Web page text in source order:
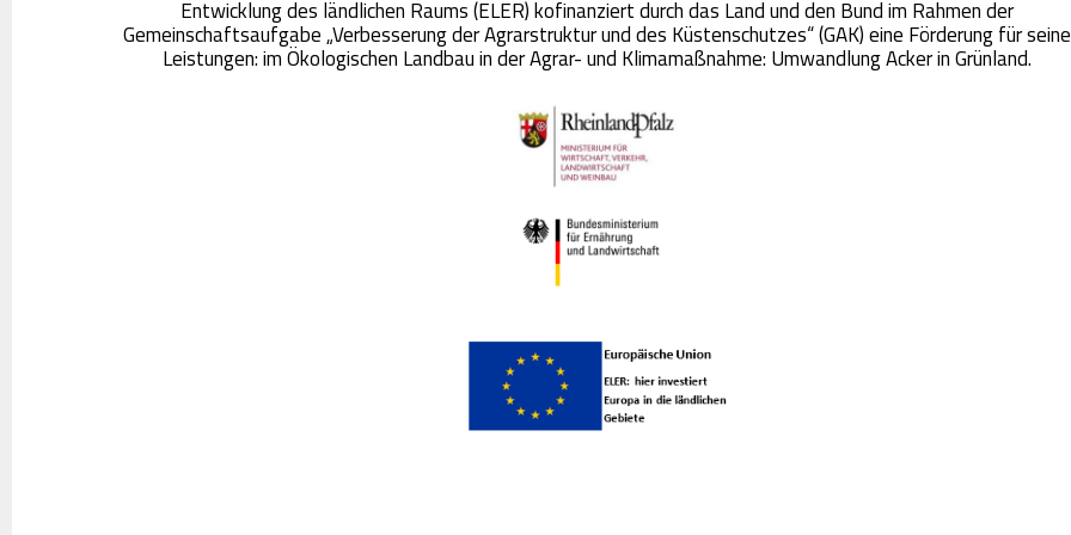
Entwicklung des ländlichen Raums (ELER) kofinanziert durch das Land und den Bund im Rahmen der
Gemeinschaftsaufgabe „Verbesserung der Agrarstruktur und des Küstenschutzes“ (GAK) eine Förderung für seine
Leistungen: im Ökologischen Landbau in der Agrar- und Klimamaßnahme: Umwandlung Acker in Grünland.